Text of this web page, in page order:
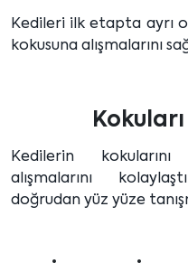
Kedileri ilk etapta ayrı
kokusuna alışmalarını
Kedilerin
alışmalarını
doğrudan yüz yüze